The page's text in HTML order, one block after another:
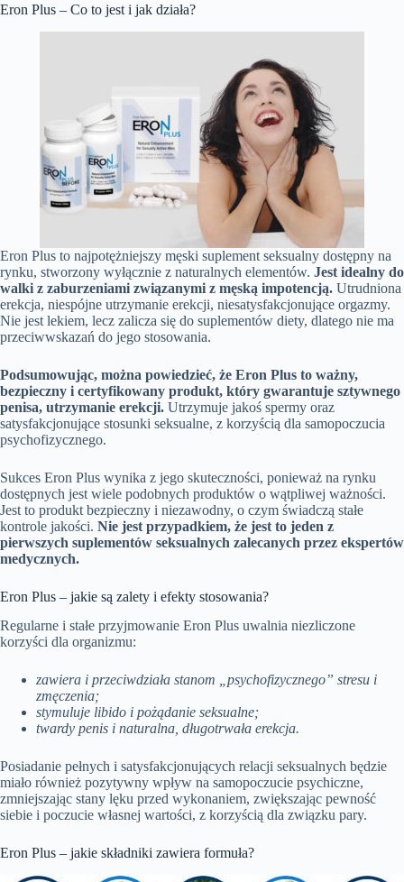
Eron Plus – Co to jest i jak działa?
Eron Plus to najpotężniejszy męski suplement seksualny dostępny na
rynku, stworzony wyłącznie z naturalnych elementów. Jest idealny do
walki z zaburzeniami związanymi z męską impotencją. Utrudniona
erekcja, niespójne utrzymanie erekcji, niesatysfakcjonujące orgazmy.
Nie jest lekiem, lecz zalicza się do suplementów diety, dlatego nie ma
przeciwwskazań do jego stosowania.
Podsumowując, można powiedzieć, że Eron Plus to ważny,
bezpieczny i certyfikowany produkt, który gwarantuje sztywnego
penisa, utrzymanie erekcji. Utrzymuje jakoś spermy oraz
satysfakcjonujące stosunki seksualne, z korzyścią dla samopoczucia
psychofizycznego.
Sukces Eron Plus wynika z jego skuteczności, ponieważ na rynku
dostępnych jest wiele podobnych produktów o wątpliwej ważności.
Jest to produkt bezpieczny i niezawodny, o czym świadczą stałe
kontrole jakości. Nie jest przypadkiem, że jest to jeden z
pierwszych suplementów seksualnych zalecanych przez ekspertów
medycznych.
Eron Plus – jakie są zalety i efekty stosowania?
Regularne i stałe przyjmowanie Eron Plus uwalnia niezliczone
korzyści dla organizmu:
zawiera i przeciwdziała stanom „psychofizycznego” stresu i
zmęczenia;
stymuluje libido i pożądanie seksualne;
twardy penis i naturalna, długotrwała erekcja.
Posiadanie pełnych i satysfakcjonujących relacji seksualnych będzie
miało również pozytywny wpływ na samopoczucie psychiczne,
zmniejszając stany lęku przed wykonaniem, zwiększając pewność
siebie i poczucie własnej wartości, z korzyścią dla związku pary.
Eron Plus – jakie składniki zawiera formuła?